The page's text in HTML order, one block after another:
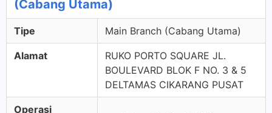
(Cabang Utama)
Tipe Main Branch (Cabang Utama)
Alamat
RUKO PORTO SQUARE JL.
BOULEVARD BLOK F NO. 3 & 5
DELTAMAS CIKARANG PUSAT
Operasi